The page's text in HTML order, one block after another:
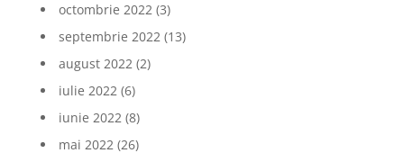
octombrie 2022(3)
septembrie 2022(13)
august 2022(2)
iulie 2022(6)
iunie 2022(8)
mai 2022(26)